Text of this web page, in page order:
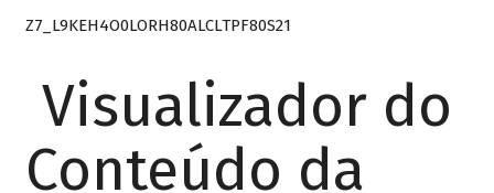
Z7_L9KEH4O0LORH80ALCLTPF80S21
Visualizador do
Conteúdo da